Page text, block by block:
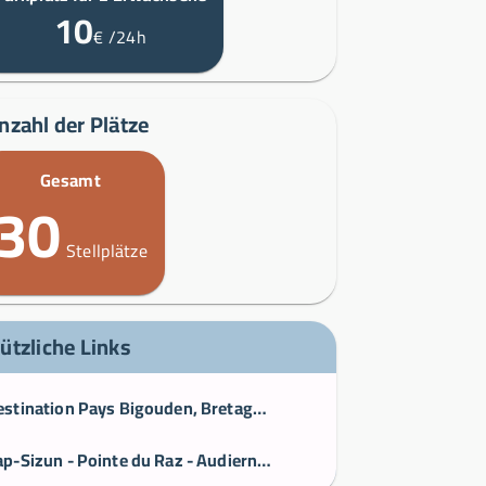
10€/24h
der Plätze
Gesamt
Stellplätze
Links
Destination Pays Bigouden, Bretagne – Offizielle Website des Fremdenverkehrsamts
Cap-Sizun - Pointe du Raz - Audierne - Île de Sein - Pont-Croix - Tourismus